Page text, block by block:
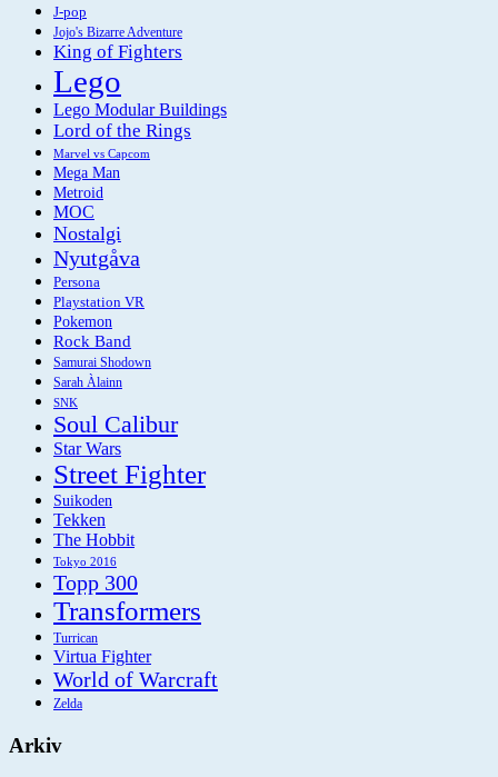
J-pop
Jojo's Bizarre Adventure
King of Fighters
Lego
Lego Modular Buildings
Lord of the Rings
Marvel vs Capcom
Mega Man
Metroid
MOC
Nostalgi
Nyutgåva
Persona
Playstation VR
Pokemon
Rock Band
Samurai Shodown
Sarah Àlainn
SNK
Soul Calibur
Star Wars
Street Fighter
Suikoden
Tekken
The Hobbit
Tokyo 2016
Topp 300
Transformers
Turrican
Virtua Fighter
World of Warcraft
Zelda
Arkiv